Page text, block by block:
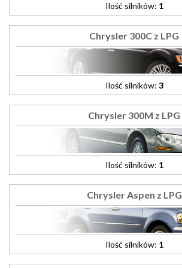
Ilość silników: 1
Chrysler 300C z LPG
Ilość silników: 3
Chrysler 300M z LPG
Ilość silników: 1
Chrysler Aspen z LPG
Ilość silników: 1